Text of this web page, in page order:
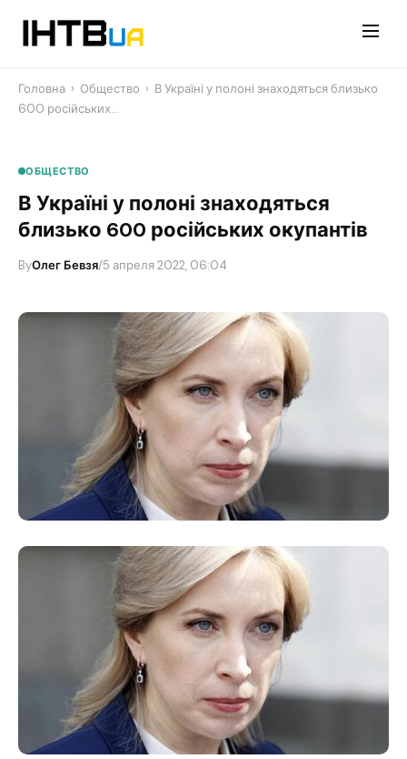
Головна › Общество › В Україні у полоні знаходяться близько
600 російських…
ОБЩЕСТВО
В Україні у полоні знаходяться
близько 600 російських окупантів
ByОлег Бевзя/5 апреля 2022, 06:04